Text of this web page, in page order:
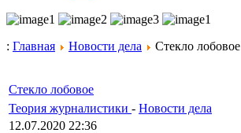
: Главная Новости дела Стекло лобовое
Стекло лобовое
Теория журналистики - Новости дела
12.07.2020 22:36